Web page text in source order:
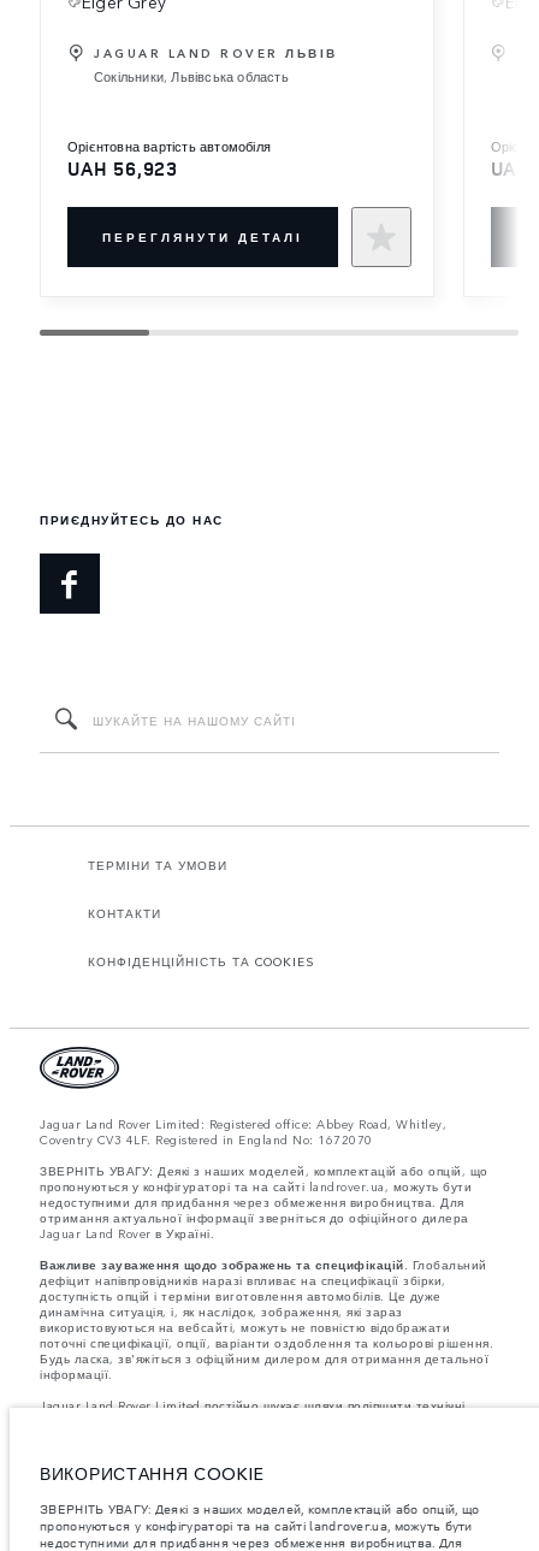
JAGUAR LAND ROVER ЛЬВІВ
Сокільники, Львівська область
орієнтовна вартість автомобіля
UAH 56,923
ПЕРЕГЛЯНУТИ ДЕТАЛІ
ПРИЄДНУЙТЕСЬ ДО НАС
ТЕРМІНИ ТА УМОВИ
КОНТАКТИ
КОНФІДЕНЦІЙНІСТЬ ТА COOKIES
Jaguar Land Rover Limited: Registered office: Abbey Road, Whitley,
Coventry CV3 4LF. Registered in England No: 1672070
ЗВЕРНІТЬ УВАГУ: Деякі з наших моделей, комплектацій або опцій, що
пропонуються у конфігураторі та на сайті landrover.ua, можуть бути
недоступними для придбання через обмеження виробництва. Для
отримання актуальної інформації зверніться до офіційного дилера
Jaguar Land Rover в Україні.
Важливе зауваження щодо зображень та специфікацій. Глобальний
дефіцит напівпровідників наразі впливає на специфікації збірки,
доступність опцій і терміни виготовлення автомобілів. Це дуже
динамічна ситуація, і, як наслідок, зображення, які зараз
використовуються на вебсайті, можуть не повністю відображати
поточні специфікації, опції, варіанти оздоблення та кольорові рішення.
Будь ласка, зв'яжіться з офіційним дилером для отримання детальної
інформації.
Jaguar Land Rover Limited постійно шукає шляхи поліпшити технічні
можуть відрізнятися від додаткових до стандартних для різних років
моделі. Інформація, технічні характеристики, двигуни і кольори на
відрізнятися від ринку до ринку і можуть бути змінені без попереднього
повідомлення. Деякі автомобілі показані з додатковим обладнанням та
аксесуарами, можуть бути доступні не на всіх ринках та відрізнятися
ВИКОРИСТАННЯ COOKIE
ЗВЕРНІТЬ УВАГУ: Деякі з наших моделей, комплектацій або опцій, що
пропонуються у конфігураторі та на сайті landrover.ua, можуть бути
недоступними для придбання через обмеження виробництва. Для